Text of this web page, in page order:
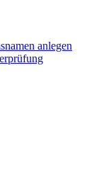
anlegen